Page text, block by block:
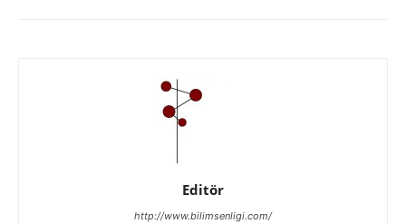
Editör
http://www.bilimsenligi.com/